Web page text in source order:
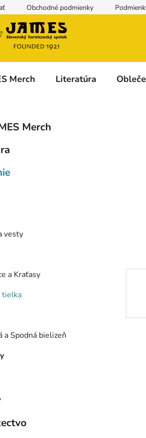
Obchodné podmienky
Merch Literatúra
Merch
vesty
a Kraťasy
tielka
a Spodná bielizeň